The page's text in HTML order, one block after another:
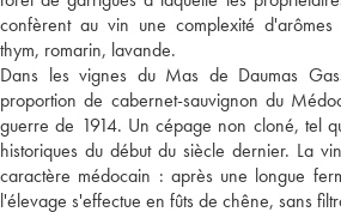
confèrent au vin une complexité
thym, romarin, lavande.
Dans les vignes du Mas de Daumas
proportion de cabernet-sauvignon du
guerre de 1914. Un cépage non cloné, tel
historiques du début du siècle dernier. La
caractère médocain : après une longue
l'élevage s'effectue en fûts de chêne, sans